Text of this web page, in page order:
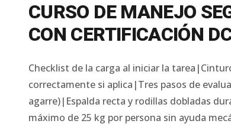
CURSO DE MANEJO
CON CERTIFICACIÓN
Checklist de la carga al iniciar la
correctamente si aplica|Tres pasos de
agarre)|Espalda recta y rodillas dobladas
máximo de 25 kg por persona sin ayuda